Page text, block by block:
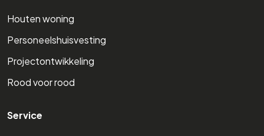
Houten woning
Personeelshuisvesting
Projectontwikkeling
Rood voor rood
Service